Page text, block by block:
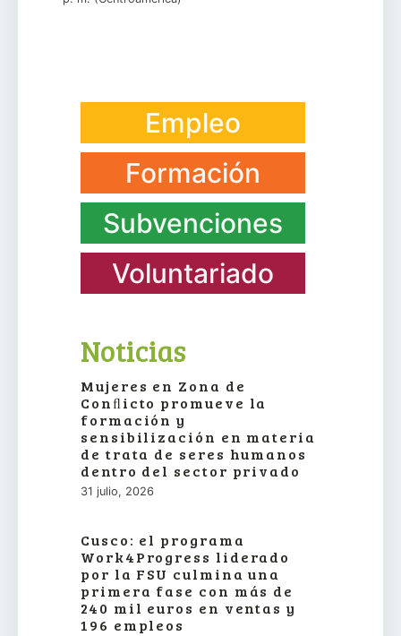
Empleo
Formación
Subvenciones
Voluntariado
Noticias
Mujeres en Zona de
Conﬂicto promueve la
formación y
sensibilización en materia
de trata de seres humanos
dentro del sector privado
31 julio, 2026
Cusco: el programa
Work4Progress liderado
por la FSU culmina una
primera fase con más de
240 mil euros en ventas y
196 empleos